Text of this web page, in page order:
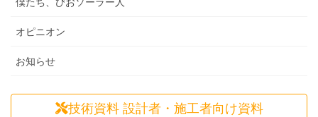
僕たち、びおソーラー人
オピニオン
お知らせ
技術資料 設計者・施工者向け資料